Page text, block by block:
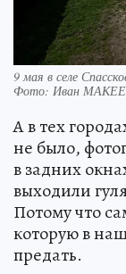
9 мая в селе
Фото: Иван
А в тех
не было,
в задних
выходили
Потому что
которую в
предать.